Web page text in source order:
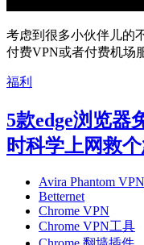
考虑到很多小伙伴儿的
付费VPN或者付费机场
福利
5款edge浏览器
时科学上网救个
Avira Phantom VPN
Betternet
Chrome VPN
Chrome VPN工具